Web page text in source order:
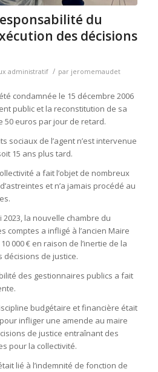
du
des décisions
administratif / par jeromemaudet
condamnée le 15 décembre 2006
public et la reconstitution de sa
50 euros par jour de retard.
sociaux de l’agent n’est intervenue
15 ans plus tard.
a fait l’objet de nombreux
et n’a jamais procédé au
2023, la nouvelle chambre du
comptes a infligé à l’ancien Maire
000 € en raison de l’inertie de la
décisions de justice.
des gestionnaires publics a fait
budgétaire et financière était
infliger une amende au maire
de justice entraînant des
pour la collectivité.
lié à l’indemnité de fonction de